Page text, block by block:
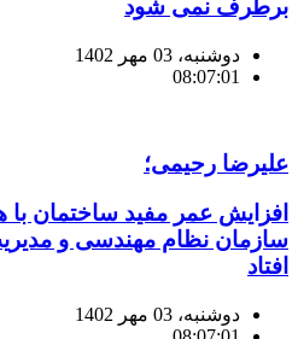
برطرف نمی شود
دوشنبه، 03 مهر 1402
08:07:01
علیرضا رحیمی؛
افزایش عمر مفید ساختمان
سازمان نظام مهندسی و
افتاد
دوشنبه، 03 مهر 1402